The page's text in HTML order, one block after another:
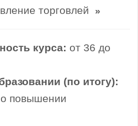
торговлей »
курса: от 36 до
(по итогу):
повышении